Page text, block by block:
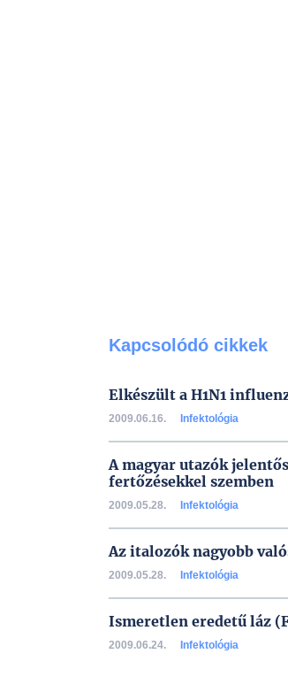
Kapcsolódó cikkek
Elkészült a H1N1
2009.06.16. Infektológia
A magyar utazók
fertőzésekkel szemben
2009.05.28. Infektológia
Az italozók nagyobb
2009.05.28. Infektológia
Ismeretlen eredetű láz
2009.06.24. Infektológia